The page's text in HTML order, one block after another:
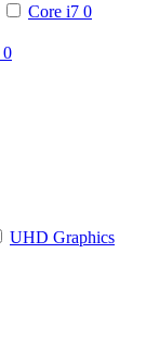
Core i7 0
0
UHD Graphics